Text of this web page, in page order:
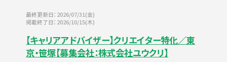
最終更新日：2026/07/31(金)
掲載終了日：2026/10/15(木)
【キャリアアドバイザー】クリエイター特化／東
京・笹塚【募集会社：株式会社ユウクリ】